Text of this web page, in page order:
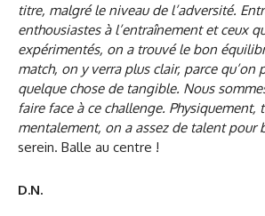
titre, malgré le niveau de l’adversité.
enthousiastes à l’entraînement et ceux
expérimentés, on a trouvé le bon
match, on y verra plus clair, parce qu’on
quelque chose de tangible. Nous
faire face à ce challenge. Physiquement,
mentalement, on a assez de talent pour
serein. Balle au centre !
D.N.